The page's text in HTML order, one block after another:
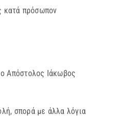
κατά πρόσωπον
Απόστολος Ιάκωβος
σπορά με άλλα λόγια